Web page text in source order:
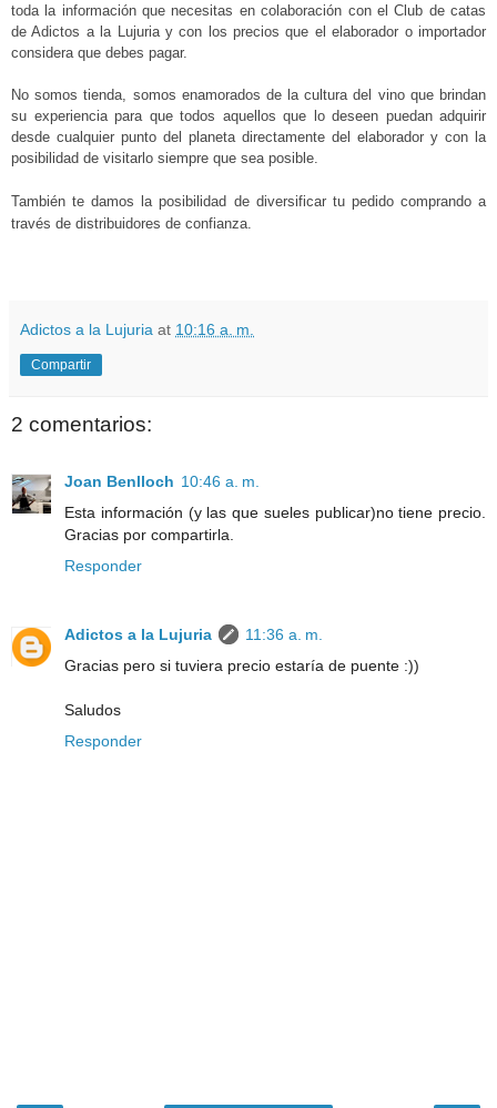
toda la información que necesitas en colaboración con el Club de catas
de Adictos a la Lujuria y con los precios que el elaborador o importador
considera que debes pagar.
No somos tienda, somos enamorados de la cultura del vino que brindan
su experiencia para que todos aquellos que lo deseen puedan adquirir
desde cualquier punto del planeta directamente del elaborador y con la
posibilidad de visitarlo siempre que sea posible.
También te damos la posibilidad de diversificar tu pedido comprando a
través de distribuidores de confianza.
Adictos a la Lujuria at 10:16 a. m.
Compartir
2 comentarios:
Joan Benlloch 10:46 a. m.
Esta información (y las que sueles publicar)no tiene precio.
Gracias por compartirla.
Responder
Adictos a la Lujuria
11:36 a. m.
Gracias pero si tuviera precio estaría de puente :))
Saludos
Responder